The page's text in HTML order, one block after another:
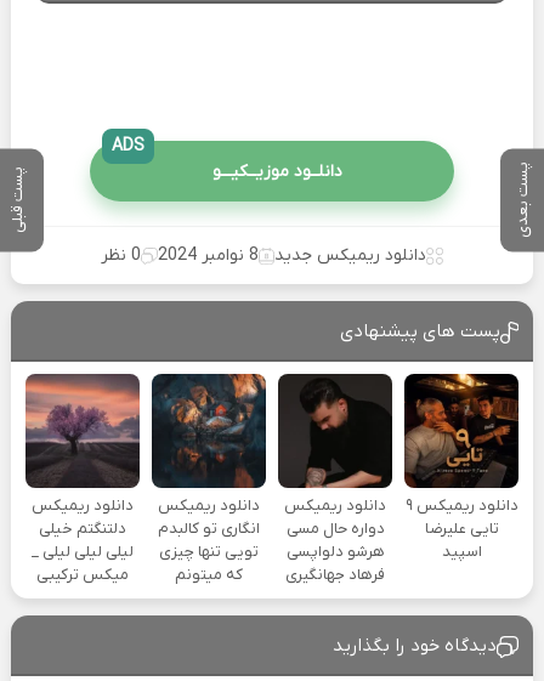
پست بعدی پست قبلی دانلــود موزیــکیـــو
ADS
دانلود ریمیکس جدید 8 نوامبر 2024 0 نظر
پست های پیشنهادی
دانلود ریمیکس ۹
تایی علیرضا
اسپید
دانلود ریمیکس
دواره حال مسی
هرشو دلواپسی
فرهاد جهانگیری
دانلود ریمیکس
انگاری تو کالبدم
تویی تنها چیزی
که میتونم
دانلود ریمیکس
دلتنگتم خیلی
لیلی لیلی لیلی _
میکس ترکیبی
دیدگاه خود را بگذارید